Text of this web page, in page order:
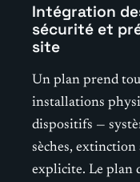
Intégration
sécurité et
site
Un plan prend
installations
dispositifs —
sèches,
explicite. Le plan